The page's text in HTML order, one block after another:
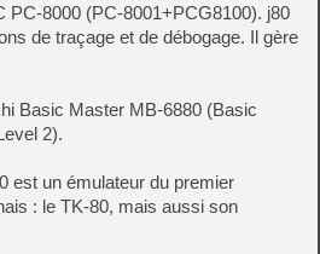
PC-8000 (PC-8001+PCG8100). j80
de traçage et de débogage. Il gère
Basic Master MB-6880 (Basic
2).
est un émulateur du premier
: le TK-80, mais aussi son